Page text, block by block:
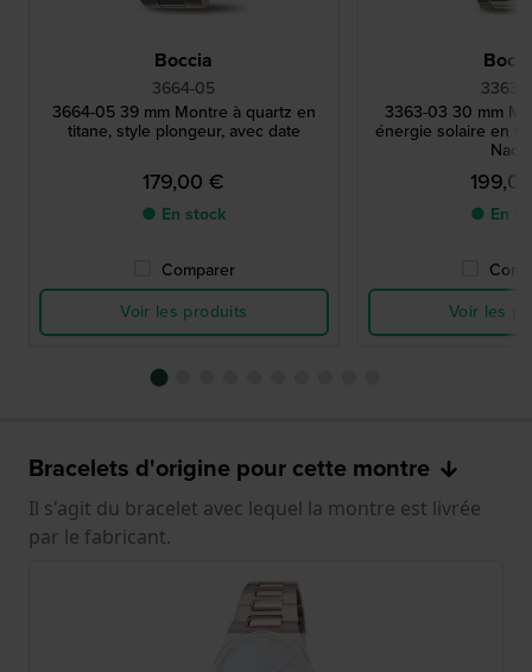
Boccia
3664-05
3664-05 39 mm Montre à quartz en
titane, style plongeur, avec date
179,00 €
● En stock
Comparer
Voir les produits
3363-
3363-03 30 mm
énergie solaire en
● En
Voir les
Bracelets d'origine pour cette montre
Il s'agit du bracelet avec lequel la montre est livrée
par le fabricant.